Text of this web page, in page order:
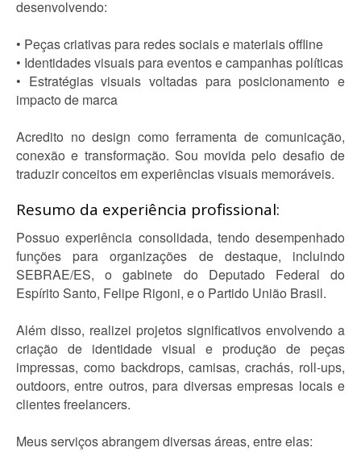
desenvolvendo:
• Peças criativas para redes sociais e materiais offline
• Identidades visuais para eventos e campanhas políticas
• Estratégias visuais voltadas para posicionamento e
impacto de marca
Acredito no design como ferramenta de comunicação,
conexão e transformação. Sou movida pelo desafio de
traduzir conceitos em experiências visuais memoráveis.
Resumo da experiência profissional:
Possuo experiência consolidada, tendo desempenhado
funções para organizações de destaque, incluindo
SEBRAE/ES, o gabinete do Deputado Federal do
Espírito Santo, Felipe Rigoni, e o Partido União Brasil.
Além disso, realizei projetos significativos envolvendo a
criação de identidade visual e produção de peças
impressas, como backdrops, camisas, crachás, roll-ups,
outdoors, entre outros, para diversas empresas locais e
clientes freelancers.
Meus serviços abrangem diversas áreas, entre elas: